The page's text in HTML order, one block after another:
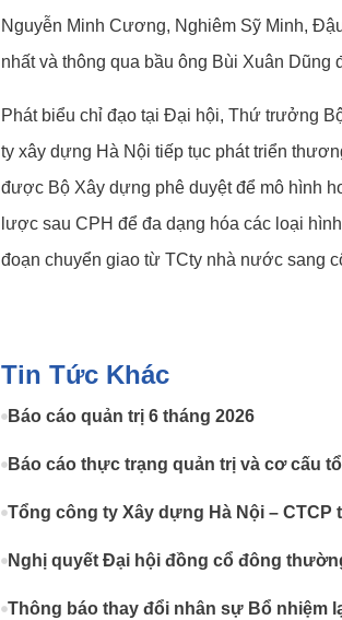
Nguyễn Minh Cương, Nghiêm Sỹ Minh,
nhất và thông qua bầu ông Bùi Xuân
Phát biểu chỉ đạo tại Đại hội, Thứ trưởng
ty xây dựng Hà Nội tiếp tục phát triển
được Bộ Xây dựng phê duyệt để mô hình
lược sau CPH để đa dạng hóa các loại
đoạn chuyển giao từ TCty nhà nước sang
Tin Tức Khác
Báo cáo quản trị 6 tháng 2026
Báo cáo thực trạng quản trị và cơ cấu
Tổng công ty Xây dựng Hà Nội –
Nghị quyết Đại hội đồng cổ đông
Thông báo thay đổi nhân sự Bổ nhiệm